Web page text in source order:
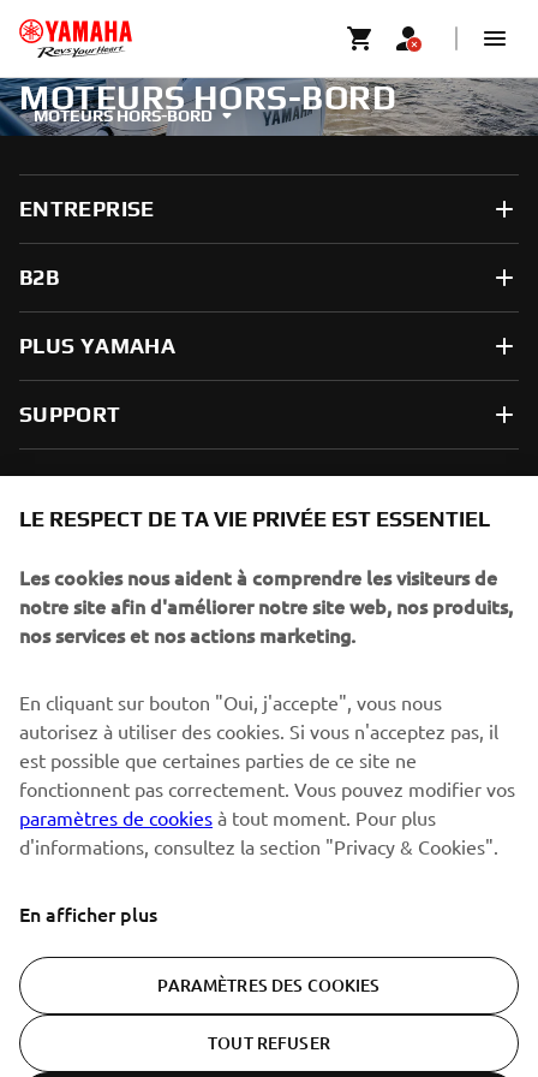
MOTEURS HORS-BORD
MOTEURS HORS-BORD
ENTREPRISE
B2B
PLUS YAMAHA
SUPPORT
spéciaux, les lancements de produits, etc.
S'ABONNER
Lisez notre politique de confidentialité pour savoir comment
nous traitons vos données personnelles : Politique de
Confidentialité
© Copyright - 2026 Yamaha Motor Europe N.V. - All Rights
Reserved
LE RESPECT DE TA VIE PRIVÉE EST ESSENTIEL
Les cookies nous aident à comprendre les visiteurs de
notre site afin d'améliorer notre site web, nos produits,
nos services et nos actions marketing.
En cliquant sur bouton "Oui, j'accepte", vous nous
autorisez à utiliser des cookies. Si vous n'acceptez pas, il
est possible que certaines parties de ce site ne
fonctionnent pas correctement. Vous pouvez modifier vos
paramètres de cookies à tout moment. Pour plus
d'informations, consultez la section "Privacy & Cookies".
En afficher plus
PARAMÈTRES DES COOKIES
TOUT REFUSER